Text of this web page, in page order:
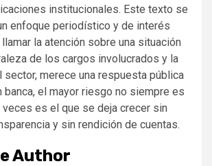
institucionales. Este texto se
enfoque periodístico y de interés
la atención sobre una situación
de los cargos involucrados y la
merece una respuesta pública
banca, el mayor riesgo no siempre es
veces es el que se deja crecer sin
y sin rendición de cuentas.
Author